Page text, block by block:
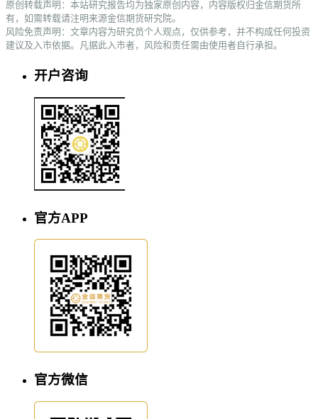
原创转载声明：本站研究报告均为独家原创内容，内容版权归金信期货所
有，如需转载请注明来源金信期货研究院。
风险免责声明：文章内容为研究员个人观点，仅供参考，并不构成任何投资
建议及入市依据。凡据此入市者，风险和责任需由使用者自行承担。
开户咨询
官方APP
官方微信